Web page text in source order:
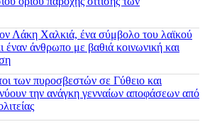
Λάκη Χαλκιά, ένα σύμβολο του λαϊκού
έναν άνθρωπο με βαθιά κοινωνική και
των πυροσβεστών σε Γύθειο και
την ανάγκη γενναίων αποφάσεων από